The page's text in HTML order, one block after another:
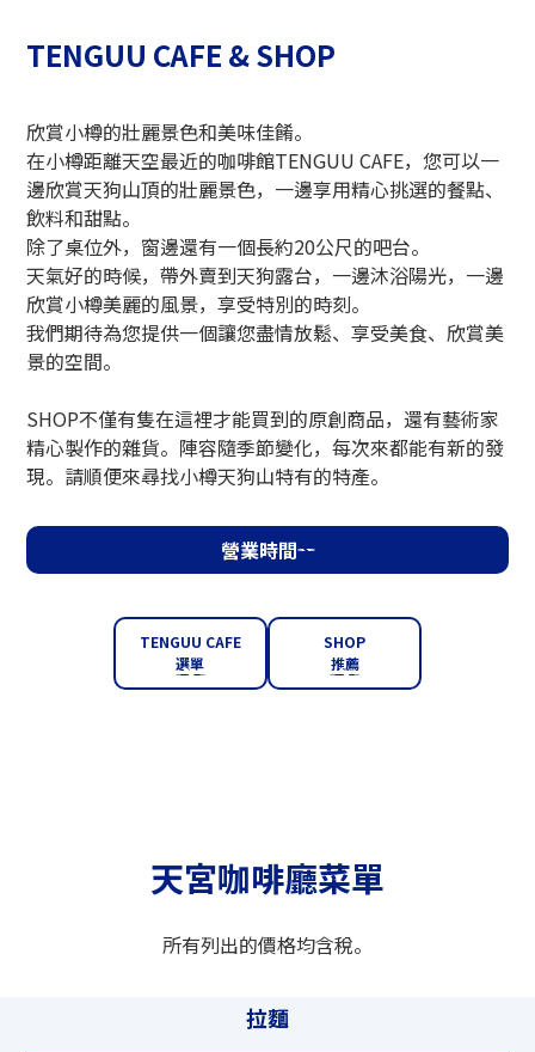
TENGUU CAFE & SHOP
欣賞小樽的壯麗景色和美味佳餚。
在小樽距離天空最近的咖啡館TENGUU CAFE，您可以一
邊欣賞天狗山頂的壯麗景色，一邊享用精心挑選的餐點、
飲料和甜點。
除了桌位外，窗邊還有一個長約20公尺的吧台。
天氣好的時候，帶外賣到天狗露台，一邊沐浴陽光，一邊
欣賞小樽美麗的風景，享受特別的時刻。
我們期待為您提供一個讓您盡情放鬆、享受美食、欣賞美
景的空間。
SHOP不僅有隻在這裡才能買到的原創商品，還有藝術家
精心製作的雜貨。陣容隨季節變化，每次來都能有新的發
現。請順便來尋找小樽天狗山特有的特產。
營業時間
TENGUU CAFE
選單
SHOP
推薦
天宮咖啡廳菜單
所有列出的價格均含稅。
拉麵